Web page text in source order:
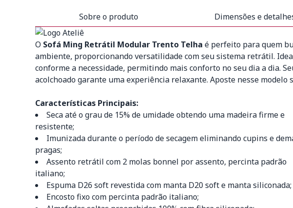
Sobre o produto Dimensões e
O Sofá Ming Retrátil Modular Trento Telha é perfeito para quem
ambiente, proporcionando versatilidade com seu sistema retrátil.
conforme a necessidade, permitindo mais conforto no seu dia a dia.
acolchoado garante uma experiência relaxante. Aposte nesse
Características Principais:
Seca até o grau de 15% de umidade obtendo uma madeira firme e
resistente;
Imunizada durante o período de secagem eliminando cupins e
pragas;
Assento retrátil com 2 molas bonnel por assento, percinta padrão
italiano;
Espuma D26 soft revestida com manta D20 soft e manta siliconada;
Encosto fixo com percinta padrão italiano;